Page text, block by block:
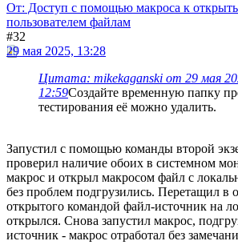
От: Доступ с помощью макроса к
пользователем файлам
#32
29 мая 2025, 13:28
Цитата: mikekaganski от 29 мая
12:59Создайте временную папку
тестирования её можно удалить.
Запустил с помощью команды второй
проверил наличие обоих в системном
макрос и открыл макросом файл с
без проблем подгрузились. Перетащил в
открытого командой файл-источник на
открылся. Снова запустил макрос,
источник - макрос отработал без